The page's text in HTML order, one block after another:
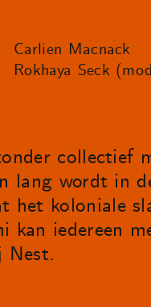
Carlien Macnack
Rokhaya Seck
collectief
lang wordt in
het koloniale
iedereen
Nest.